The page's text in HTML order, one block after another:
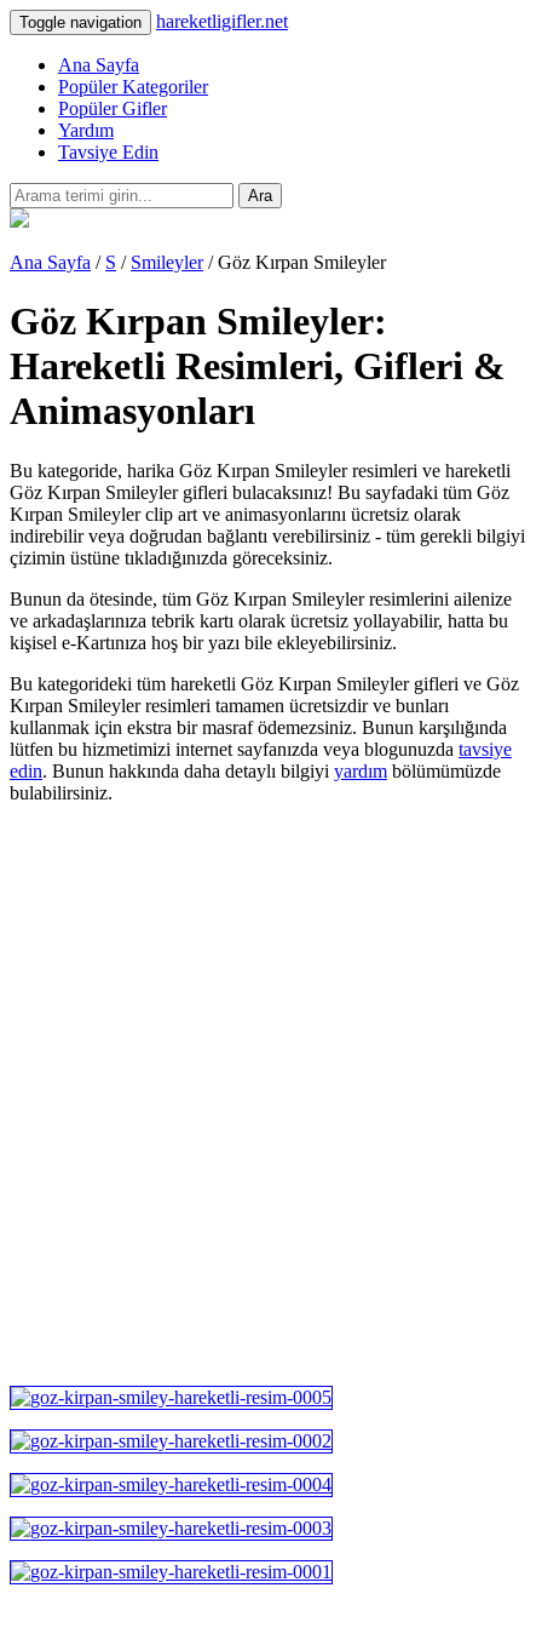
Toggle navigation hareketligifler.net
Ana Sayfa
Popüler Kategoriler
Popüler Gifler
Yardım
Tavsiye Edin
Ara
Ana Sayfa / S / Smileyler/ Göz Kırpan Smileyler
Göz Kırpan Smileyler:
Hareketli Resimleri, Gifleri &
Animasyonları
Bu kategoride, harika Göz Kırpan Smileyler resimleri ve hareketli
Göz Kırpan Smileyler gifleri bulacaksınız! Bu sayfadaki tüm Göz
Kırpan Smileyler clip art ve animasyonlarını ücretsiz olarak
indirebilir veya doğrudan bağlantı verebilirsiniz - tüm gerekli bilgiyi
çizimin üstüne tıkladığınızda göreceksiniz.
Bunun da ötesinde, tüm Göz Kırpan Smileyler resimlerini ailenize
ve arkadaşlarınıza tebrik kartı olarak ücretsiz yollayabilir, hatta bu
kişisel e-Kartınıza hoş bir yazı bile ekleyebilirsiniz.
Bu kategorideki tüm hareketli Göz Kırpan Smileyler gifleri ve Göz
Kırpan Smileyler resimleri tamamen ücretsizdir ve bunları
kullanmak için ekstra bir masraf ödemezsiniz. Bunun karşılığında
lütfen bu hizmetimizi internet sayfanızda veya blogunuzda tavsiye
edin. Bunun hakkında daha detaylı bilgiyi yardım bölümümüzde
bulabilirsiniz.